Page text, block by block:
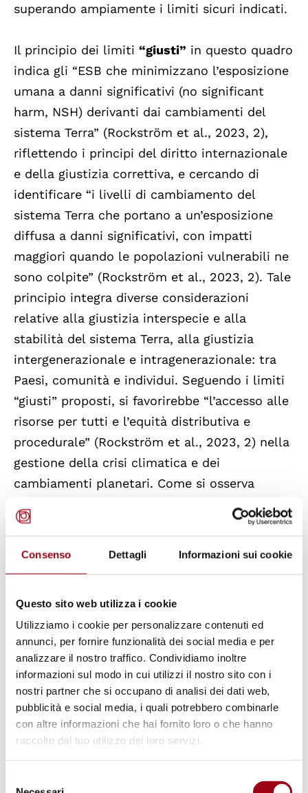
Consenso Dettagli Informazioni sui cookie
Questo sito web utilizza i cookie
Utilizziamo i cookie per personalizzare contenuti ed
annunci, per fornire funzionalità dei social media e per
analizzare il nostro traffico. Condividiamo inoltre
informazioni sul modo in cui utilizzi il nostro sito con i
nostri partner che si occupano di analisi dei dati web,
pubblicità e social media, i quali potrebbero combinarle
con altre informazioni che hai fornito loro o che hanno
raccolto dal tuo utilizzo dei loro servizi.
superando ampiamente i limiti sicuri indicati.
Il principio dei limiti “giusti” in questo quadro
indica gli “ESB che minimizzano l’esposizione
umana a danni significativi (no significant
harm, NSH) derivanti dai cambiamenti del
sistema Terra” (Rockström et al., 2023, 2),
riflettendo i principi del diritto internazionale
e della giustizia correttiva, e cercando di
identificare “i livelli di cambiamento del
sistema Terra che portano a un’esposizione
diffusa a danni significativi, con impatti
maggiori quando le popolazioni vulnerabili ne
sono colpite” (Rockström et al., 2023, 2). Tale
principio integra diverse considerazioni
relative alla giustizia interspecie e alla
stabilità del sistema Terra, alla giustizia
intergenerazionale e intragenerazionale: tra
Paesi, comunità e individui. Seguendo i limiti
“giusti” proposti, si favorirebbe “l’accesso alle
risorse per tutti e l’equità distributiva e
procedurale” (Rockström et al., 2023, 2) nella
gestione della crisi climatica e dei
cambiamenti planetari. Come si osserva
(Rockström et al., 2023), i limiti
giusti sono più restrittivi rispetto ai limiti
soglie identificate per i limiti giusti nei settori
di ecosistemi naturali, delle acque superficiali
e sotterranee, nonché dei cicli di azoto e
fosforo.
In effetti, vi è un’alta probabilità che siano già
stati superati tutti i limiti proposti come
“giusti”, dato che l’unico settore che non